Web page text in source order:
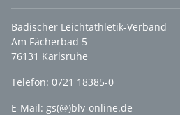
Badischer Leichtathletik-Verband
Am Fächerbad 5
76131 Karlsruhe
Telefon: 0721 18385-0
E-Mail: gs(@)blv-online.de